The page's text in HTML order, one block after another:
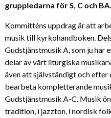
gruppledarna för S, C och BA.
Kommitténs uppdrag är att
musik till kyrkohandboken.
Gudstjänstmusik A, som ju har
delar av vårt liturgiska
även att självständigt och efter
bearbeta kompletterande
Gudstjänstmusik A-C. Musik
tradition, i jazzton, i nordisk